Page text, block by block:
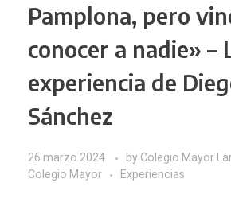
Pamplona, pero
conocer a nadie» –
experiencia de
Sánchez
26 marzo 2024 by Colegio Mayor
Colegio Mayor
Experiencias